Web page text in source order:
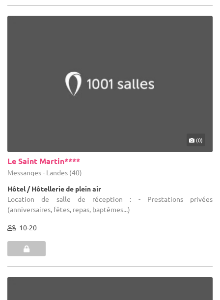
(0)
Le Saint Martin****
Messanges - Landes (40)
Hôtel / Hôtellerie de plein air
Location de salle de réception : - Prestations privées
(anniversaires, fêtes, repas, baptêmes...)
10-20